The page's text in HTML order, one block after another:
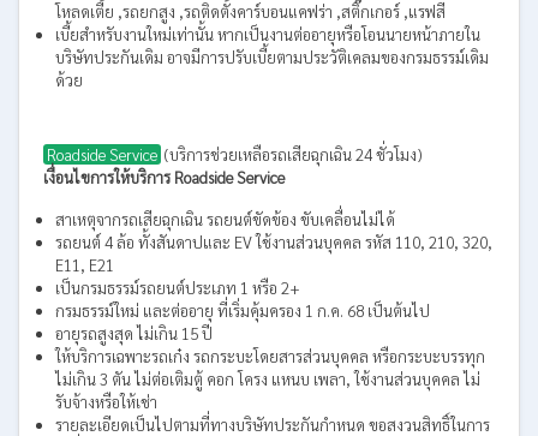
โหลดเตี้ย ,รถยกสูง ,รถติดตั้งคาร์บอนแคฟร่า ,สติ๊กเกอร์ ,แรฟสี
เบี้ยสำหรับงานใหม่เท่านั้น หากเป็นงานต่ออายุหรือโอนนายหน้าภายใน
บริษัทประกันเดิม อาจมีการปรับเบี้ยตามประวัติเคลมของกรมธรรม์เดิม
ด้วย
Roadside Service (บริการช่วยเหลือรถเสียฉุกเฉิน 24 ชั่วโมง)
เงื่อนไขการให้บริการ Roadside Service
สาเหตุจากรถเสียฉุกเฉิน รถยนต์ขัดข้อง ขับเคลื่อนไม่ได้
รถยนต์ 4 ล้อ ทั้งสันดาปและ EV ใช้งานส่วนบุคคล รหัส 110, 210, 320,
E11, E21
เป็นกรมธรรม์รถยนต์ประเภท 1 หรือ 2+
กรมธรรม์ใหม่ และต่ออายุ ที่เริ่มคุ้มครอง 1 ก.ค. 68 เป็นต้นไป
อายุรถสูงสุด ไม่เกิน 15 ปี
ให้บริการเฉพาะรถเก๋ง รถกระบะโดยสารส่วนบุคคล หรือกระบะบรรทุก
ไม่เกิน 3 ตัน ไม่ต่อเติมตู้ คอก โครง แหนบ เพลา, ใช้งานส่วนบุคคล ไม่
รับจ้างหรือให้เช่า
รายละเอียดเป็นไปตามที่ทางบริษัทประกันกำหนด ขอสงวนสิทธิ์ในการ